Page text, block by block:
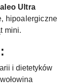
Ultra
hipoalergiczne
mini.
i dietetyków